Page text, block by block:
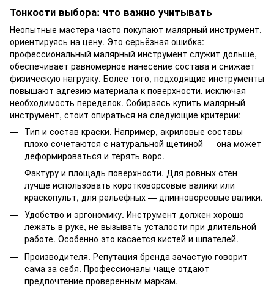
Тонкости выбора: что важно учитывать
Неопытные мастера часто покупают малярный инструмент,
ориентируясь на цену. Это серьёзная ошибка:
профессиональный малярный инструмент служит дольше,
обеспечивает равномерное нанесение состава и снижает
физическую нагрузку. Более того, подходящие инструменты
повышают адгезию материала к поверхности, исключая
необходимость переделок. Собираясь купить малярный
инструмент, стоит опираться на следующие критерии:
Тип и состав краски. Например, акриловые составы
плохо сочетаются с натуральной щетиной — она может
деформироваться и терять ворс.
Фактуру и площадь поверхности. Для ровных стен
лучше использовать коротковорсовые валики или
краскопульт, для рельефных — длинноворсовые валики.
Удобство и эргономику. Инструмент должен хорошо
лежать в руке, не вызывать усталости при длительной
работе. Особенно это касается кистей и шпателей.
Производителя. Репутация бренда зачастую говорит
сама за себя. Профессионалы чаще отдают
предпочтение проверенным маркам.